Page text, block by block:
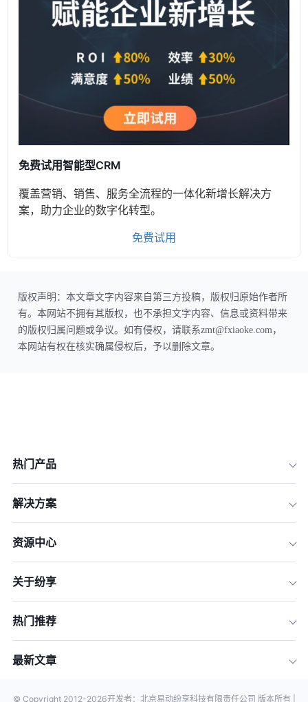
免费试用智能型CRM
覆盖营销、销售、服务全流程的一体化新增长解决方
案，助力企业的数字化转型。
免费试用
版权声明：本文章文字内容来自第三方投稿，版权归原始作者所
有。本网站不拥有其版权，也不承担文字内容、信息或资料带来
的版权归属问题或争议。如有侵权，请联系zmt@fxiaoke.com，
本网站有权在核实确属侵权后，予以删除文章。
热门产品
解决方案
资源中心
关于纷享
热门推荐
最新文章
© Copyright 2012-2026开发者：北京易动纷享科技有限责任公司 版本所有 |